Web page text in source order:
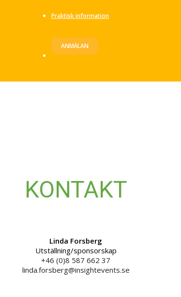
Praktisk information
ANMÄLAN
KONTAKT
Linda Forsberg
Utställning/sponsorskap
+46 (0)8 587 662 37
linda.forsberg@insightevents.se